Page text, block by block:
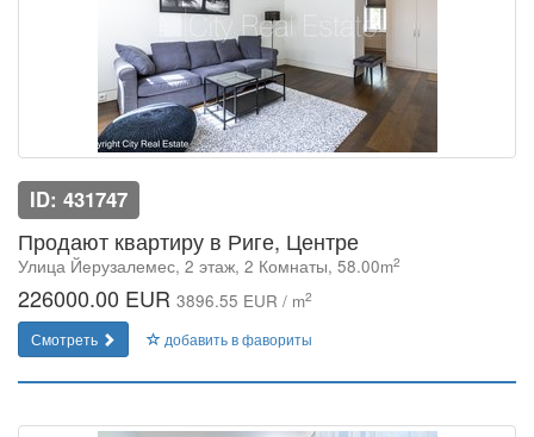
ID: 431747
Продают квартиру в Риге, Центре
Улица Йeрузалемес, 2 этаж, 2 Комнаты, 58.00m2
226000.00 EUR 3896.55 EUR / m2
Смотреть добавить в фавориты